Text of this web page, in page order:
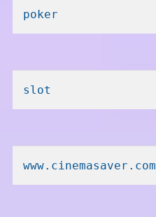
poker
slot
www.cinemasaver.com